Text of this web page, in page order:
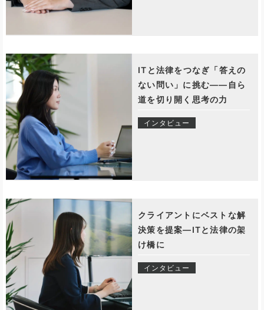
ITと法律をつなぎ「答えの
ない問い」に挑む——自ら
道を切り開く思考の力
インタビュー
クライアントにベストな解
決策を提案—ITと法律の架
け橋に
インタビュー